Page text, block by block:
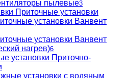
пылевые3
Приточные установки
установки Ванвент
установки Ванвент
нагрев)6
Приточно-
установки с водяным